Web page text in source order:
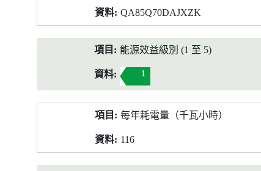
QA85Q70DAJXZK
能源效益級別 (1 至 5)
1
每年耗電量（千瓦小時）
116